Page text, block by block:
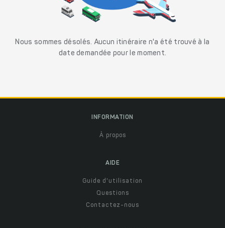
Nous sommes désolés. Aucun itinéraire n'a été trouvé à la
date demandée pour le moment.
INFORMATION
À propos
AIDE
Guide d'utilisation
Questions
Contactez-nous